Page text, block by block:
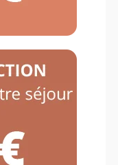
assisté
la
la gestion
et la
au